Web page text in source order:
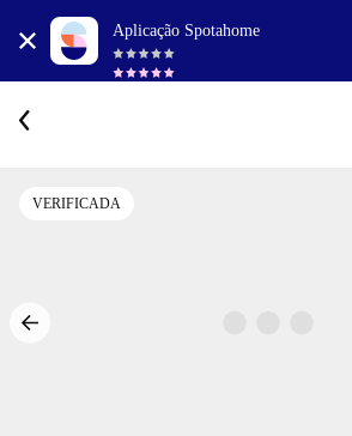
Aplicação Spotahome
VERIFICADA